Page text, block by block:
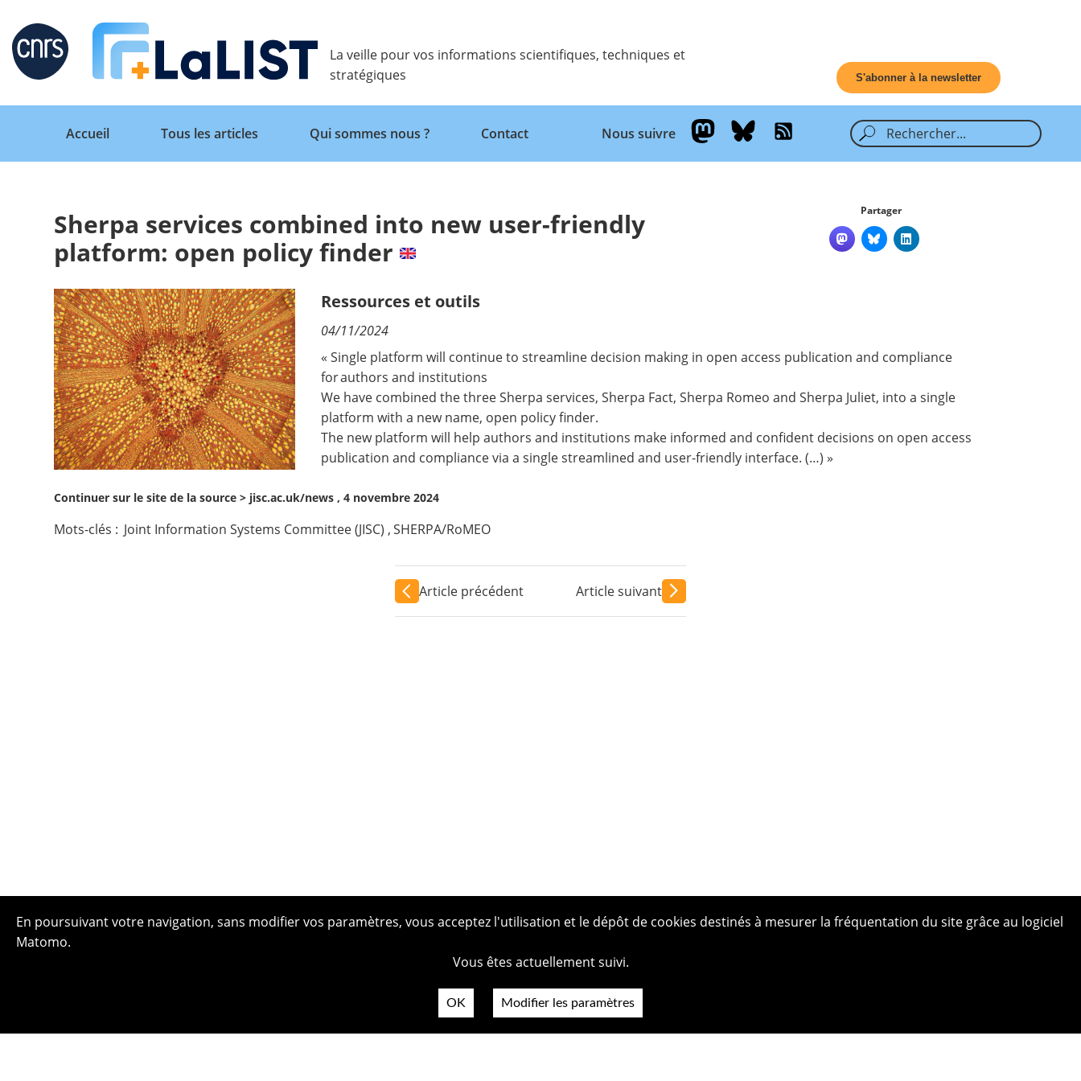
Retour
Accueil
Tous les articles
Qui sommes nous ?
Contact
Nous suivre
La veille pour vos informations scientifiques, techniques et
stratégiques
S'abonner à la newsletter
Retour
Accueil
Tous les articles Qui sommes nous ? Contact Nous suivre
Sherpa services combined into new user-friendly
platform: open policy finder
Partager
Ressources et outils
04/11/2024
« Single platform will continue to streamline decision making in open access publication and compliance
for authors and institutions
We have combined the three Sherpa services, Sherpa Fact, Sherpa Romeo and Sherpa Juliet, into a single
platform with a new name, open policy finder.
The new platform will help authors and institutions make informed and confident decisions on open access
publication and compliance via a single streamlined and user-friendly interface. (…) »
Continuer sur le site de la source > jisc.ac.uk/news , 4 novembre 2024
Mots-clés : Joint Information Systems Committee (JISC) ,SHERPA/RoMEO
Article précédent Article suivant
En poursuivant votre navigation, sans modifier vos paramètres, vous acceptez l'utilisation et le dépôt de cookies destinés à mesurer la fréquentation du site grâce au logiciel
Matomo.
Vous êtes actuellement suivi.
OK Modifier les paramètres